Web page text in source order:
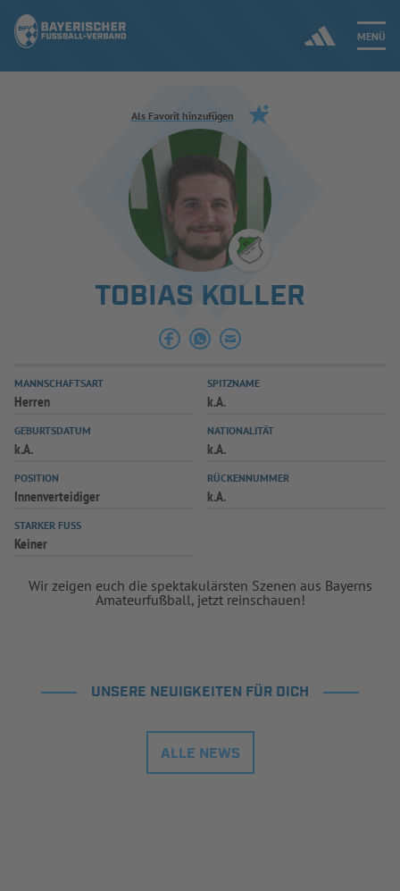
MENÜ
Jetzt einloggen
ERGEBNISSE & WETTBEWERBE
SPIELBETRIEB & VERBANDSLEBEN
AUSBILDUNG & FÖRDERUNG
SPIELPLUS
Als Favorit hinzufügen
TOBIAS KOLLER
MANNSCHAFTSART
Herren
SPITZNAME
k.A.
GEBURTSDATUM
k.A.
NATIONALITÄT
k.A.
POSITION
Innenverteidiger
RÜCKENNUMMER
k.A.
STARKER FUSS
Keiner
Wir zeigen euch die spektakulärsten Szenen aus Bayerns
Amateurfußball, jetzt reinschauen!
UNSERE NEUIGKEITEN FÜR DICH
ALLE NEWS